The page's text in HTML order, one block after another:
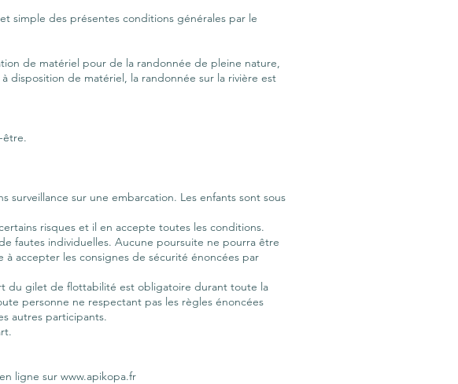
simple des présentes conditions générales par le
de matériel pour de la randonnée de pleine nature,
disposition de matériel, la randonnée sur la rivière est
être.
surveillance sur une embarcation. Les enfants sont sous
risques et il en accepte toutes les conditions.
fautes individuelles. Aucune poursuite ne pourra être
accepter les consignes de sécurité énoncées par
du gilet de flottabilité est obligatoire durant toute la
personne ne respectant pas les règles énoncées
autres participants.
ligne sur www.apikopa.fr